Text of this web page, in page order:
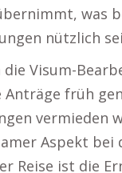
was
nützlich
die Visum-
Anträge früh
vermieden
Aspekt bei
Reise ist die